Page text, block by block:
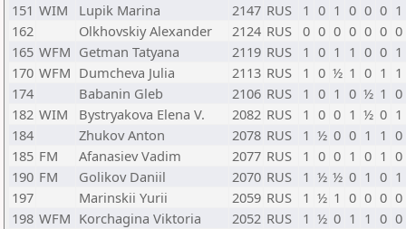
151 WIM Lupik Marina 2147 RUS 1 0 1 0 0 0 1
162
Olkhovskiy Alexander 2124 RUS 0 0 0 0 0 0 0
165 WFM Getman Tatyana 2119 RUS 1 0 1 1 0 0 1
170 WFM Dumcheva Julia 2113 RUS 1 0 ½ 1 0 1 1
174
Babanin Gleb 2106 RUS 1 0 1 0 ½ 1 0
182 WIM Bystryakova Elena V. 2082 RUS 1 0 0 1 ½ 0 1
184
Zhukov Anton 2078 RUS 1 ½ 0 0 1 1 0
185 FM Afanasiev Vadim 2077 RUS 1 0 0 1 0 1 0
190 FM Golikov Daniil 2070 RUS 1 ½ ½ 0 1 0 1
197
Marinskii Yurii 2059 RUS 1 ½ 1 0 0 0 0
198 WFM Korchagina Viktoria 2052 RUS 1 ½ 0 1 1 0 0